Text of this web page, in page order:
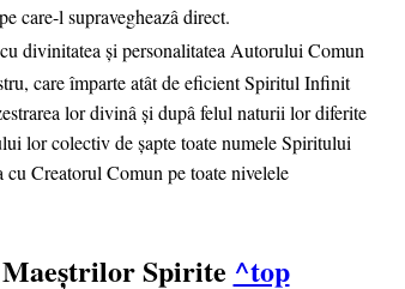
care-l supravegheazâ direct.
divinitatea şi personalitatea Autorului Comun
care împarte atât de eficient Spiritul Infinit
lor divinâ şi dupâ felul naturii lor diferite
lor colectiv de şapte toate numele Spiritului
Creatorul Comun pe toate nivelele
Spirite ^top